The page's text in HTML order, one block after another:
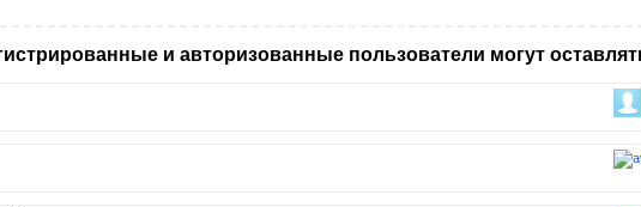
и авторизованные пользователи могут